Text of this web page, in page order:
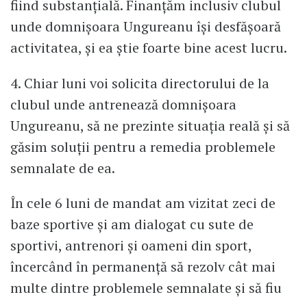
fiind substanțială. Finanțăm inclusiv clubul
unde domnișoara Ungureanu își desfășoară
activitatea, și ea știe foarte bine acest lucru.
4. Chiar luni voi solicita directorului de la
clubul unde antrenează domnișoara
Ungureanu, să ne prezinte situația reală și să
găsim soluții pentru a remedia problemele
semnalate de ea.
În cele 6 luni de mandat am vizitat zeci de
baze sportive și am dialogat cu sute de
sportivi, antrenori și oameni din sport,
încercând în permanență să rezolv cât mai
multe dintre problemele semnalate și să fiu